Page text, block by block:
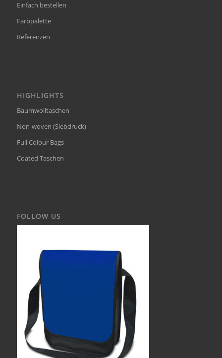
Einfach bestellen
Farbpalette
Referenzen
HIGHLIGHTS
Baumwolltaschen
Non-woven (Siebdruck)
Full Colour Bags
Coated Taschen
FOLLOW US